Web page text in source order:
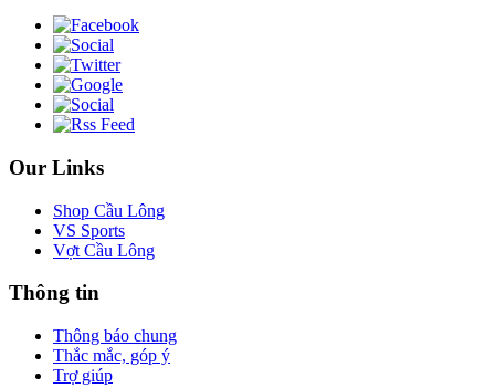
Our Links
Shop Cầu Lông
VS Sports
Vợt Cầu Lông
Thông tin
Thông báo chung
Thắc mắc, góp ý
Trợ giúp